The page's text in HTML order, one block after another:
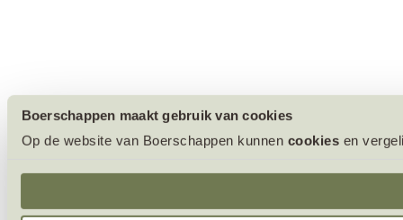
Boerschappen maakt gebruik van cookies
Op de website van Boerschappen kunnen cookies en